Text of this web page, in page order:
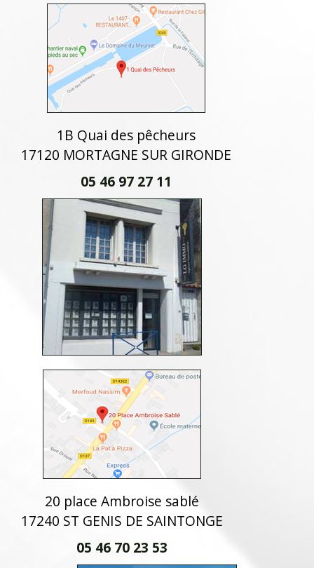
1B Quai des pêcheurs
17120 MORTAGNE SUR GIRONDE
05 46 97 27 11
20 place Ambroise sablé
17240 ST GENIS DE SAINTONGE
05 46 70 23 53